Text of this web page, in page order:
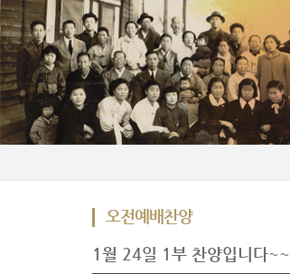
오전예배찬양
1월 24일 1부 찬양입니다~~